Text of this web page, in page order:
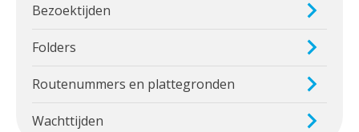
Bezoektijden
Folders
Routenummers en plattegronden
Wachttijden